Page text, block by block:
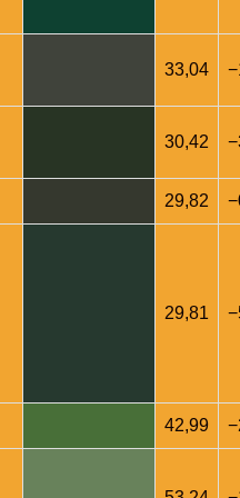
33,04
30,42
29,82
29,81
42,99